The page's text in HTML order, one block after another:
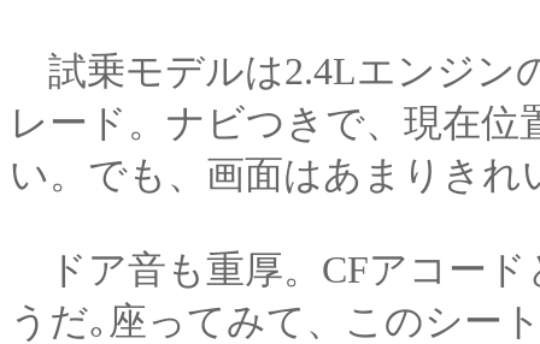
試乗モデルは2.4Lエンジン
レード。ナビつきで、現在
い。でも、画面はあまりきれ
ドア音も重厚。CFアコード
うだ｡座ってみて、このシー